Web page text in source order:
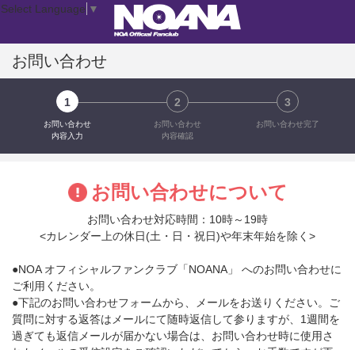
お問い合わせ
1
お問い合わせ
内容入力
2
お問い合わせ
内容確認
3
お問い合わせ完了
お問い合わせについて
お問い合わせ対応時間：10時～19時
<カレンダー上の休日(土・日・祝日)や年末年始を除く>
●NOA オフィシャルファンクラブ「NOANA」 へのお問い合わせに
ご利用ください。
●下記のお問い合わせフォームから、メールをお送りください。ご
質問に対する返答はメールにて随時返信して参りますが、1週間を
過ぎても返信メールが届かない場合は、お問い合わせ時に使用さ
Select Language ▼